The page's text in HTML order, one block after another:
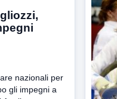
nazionali per
gli impegni a